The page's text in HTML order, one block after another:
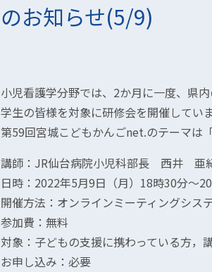
のお知らせ(5/9)
小児看護学分野では、2か月に一度、県
学生の皆様を対象に研修会を開催していま
第59回宮城こどもかんごnet.のテーマは
講師：JR仙台病院小児科部長 西井
日時：2022年5月9日（月）18時30分～
開催方法：オンラインミーティングシス
参加費：無料
対象：子どもの支援に携わっている方，
お申し込み：必要